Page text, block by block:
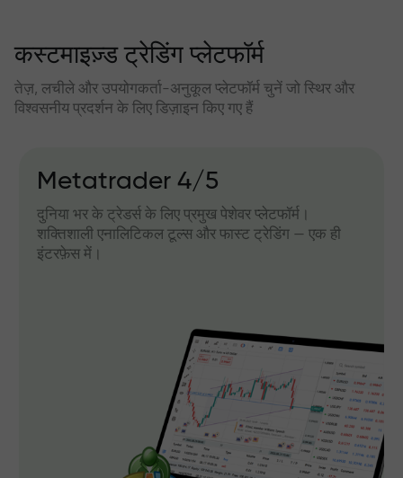
कस्टमाइज़्ड ट्रेडिंग प्लेटफॉर्म
तेज़, लचीले और उपयोगकर्ता-अनुकूल प्लेटफॉर्म चुनें जो स्थिर और
विश्वसनीय प्रदर्शन के लिए डिज़ाइन किए गए हैं
Metatrader 4/5
दुनिया भर के ट्रेडर्स के लिए प्रमुख पेशेवर प्लेटफॉर्म।
शक्तिशाली एनालिटिकल टूल्स और फास्ट ट्रेडिंग — एक ही
इंटरफ़ेस में।